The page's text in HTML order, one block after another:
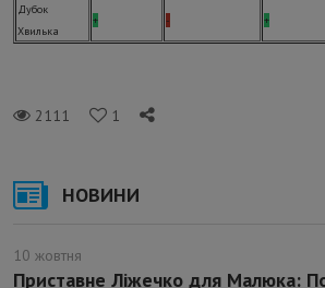
Дубок
Хвилька
+ - +
2111 1
НОВИНИ
10 жовтня
Приставне Ліжечко для Малюка: